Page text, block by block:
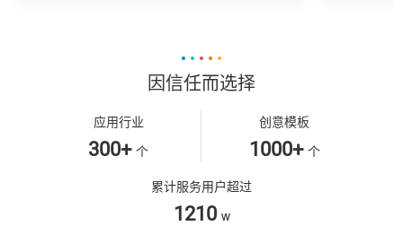
因信任而选择
应用行业
300+ 个
创意模板
1000+ 个
累计服务用户超过
1210 w